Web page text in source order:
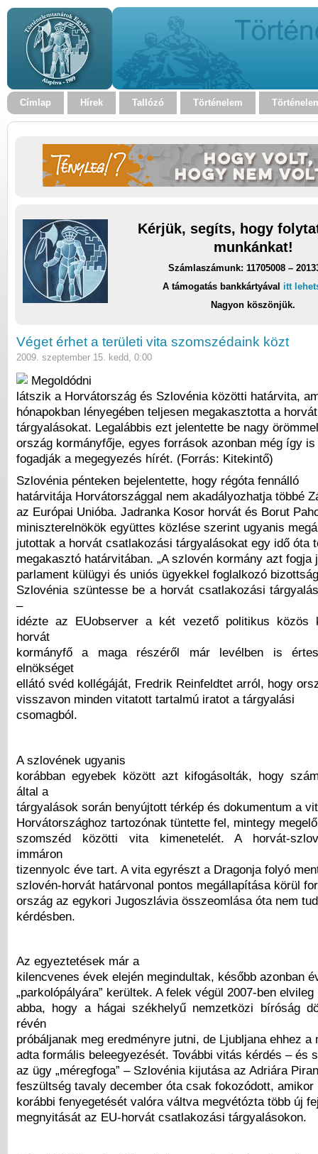
Címlap Hírek Tallózó Történelem
Kérjük, segíts, hogy
munkánkat!
Számlaszámunk: 11705008 –
A támogatás bankkártyával itt
Nagyon köszönjük.
Véget érhet a területi vita szomszédaink közt
2009. szeptember 15. kedd, 0:00
Megoldódni
látszik a Horvátország és Szlovénia közötti határvita,
hónapokban lényegében teljesen megakasztotta a
tárgyalásokat. Legalábbis ezt jelentette be nagy
ország kormányfője, egyes források azonban még így
fogadják a megegyezés hírét. (Forrás: Kitekintő)
Szlovénia pénteken bejelentette, hogy régóta fennálló
határvitája Horvátországgal nem akadályozhatja többé
az Európai Unióba. Jadranka Kosor horvát és Borut
miniszterelnökök együttes közlése szerint ugyanis
jutottak a horvát csatlakozási tárgyalásokat egy idő óta
megakasztó határvitában. „A szlovén kormány azt fogja
parlament külügyi és uniós ügyekkel foglalkozó
Szlovénia szüntesse be a horvát csatlakozási
–
idézte az EUobserver a két vezető politikus közös
horvát
kormányfő a maga részéről már levélben is
elnökséget
ellátó svéd kollégáját, Fredrik Reinfeldtet arról, hogy
visszavon minden vitatott tartalmú iratot a tárgyalási
csomagból.
A szlovének ugyanis
korábban egyebek között azt kifogásolták, hogy
által a
tárgyalások során benyújtott térkép és dokumentum a
Horvátországhoz tartozónak tüntette fel, mintegy
szomszéd közötti vita kimenetelét. A horvát-
immáron
tizennyolc éve tart. A vita egyrészt a Dragonja folyó
szlovén-horvát határvonal pontos megállapítása körül
ország az egykori Jugoszlávia összeomlása óta nem
kérdésben.
Az egyeztetések már a
kilencvenes évek elején megindultak, később azonban
„parkolópályára” kerültek. A felek végül 2007-ben
abba, hogy a hágai székhelyű nemzetközi bíróság
révén
próbáljanak meg eredményre jutni, de Ljubljana ehhez a
adta formális beleegyezését. További vitás kérdés – és
az ügy „méregfoga” – Szlovénia kijutása az Adriára
feszültség tavaly december óta csak fokozódott, amikor
korábbi fenyegetését valóra váltva megvétózta több új
megnyitását az EU-horvát csatlakozási tárgyalásokon.